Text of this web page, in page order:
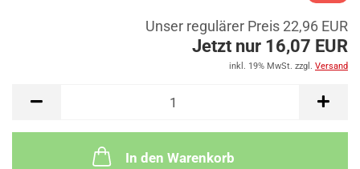
Unser regulärer Preis 22,96 EUR
Jetzt nur 16,07 EUR
inkl. 19% MwSt. zzgl. Versand
In den Warenkorb